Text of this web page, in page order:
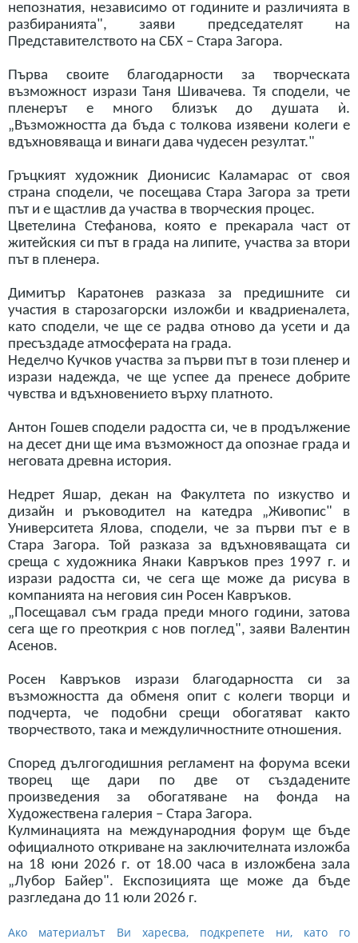
непознатия, независимо от годините и различията в
разбиранията", заяви председателят на
Представителството на СБХ – Стара Загора.
Първа своите благодарности за творческата
възможност изрази Таня Шивачева. Тя сподели, че
пленерът е много близък до душата ѝ.
„Възможността да бъда с толкова изявени колеги е
вдъхновяваща и винаги дава чудесен резултат."
Гръцкият художник Дионисис Каламарас от своя
страна сподели, че посещава Стара Загора за трети
път и е щастлив да участва в творческия процес.
Цветелина Стефанова, която е прекарала част от
житейския си път в града на липите, участва за втори
път в пленера.
Димитър Каратонев разказа за предишните си
участия в старозагорски изложби и квадриеналета,
като сподели, че ще се радва отново да усети и да
пресъздаде атмосферата на града.
Неделчо Кучков участва за първи път в този пленер и
изрази надежда, че ще успее да пренесе добрите
чувства и вдъхновението върху платното.
Антон Гошев сподели радостта си, че в продължение
на десет дни ще има възможност да опознае града и
неговата древна история.
Недрет Яшар, декан на Факултета по изкуство и
дизайн и ръководител на катедра „Живопис" в
Университета Ялова, сподели, че за първи път е в
Стара Загора. Той разказа за вдъхновяващата си
среща с художника Янаки Кавръков през 1997 г. и
изрази радостта си, че сега ще може да рисува в
компанията на неговия син Росен Кавръков.
„Посещавал съм града преди много години, затова
сега ще го преоткрия с нов поглед", заяви Валентин
Асенов.
Росен Кавръков изрази благодарността си за
възможността да обменя опит с колеги творци и
подчерта, че подобни срещи обогатяват както
творчеството, така и междуличностните отношения.
Според дългогодишния регламент на форума всеки
творец ще дари по две от създадените
произведения за обогатяване на фонда на
Художествена галерия – Стара Загора.
Кулминацията на международния форум ще бъде
официалното откриване на заключителната изложба
на 18 юни 2026 г. от 18.00 часа в изложбена зала
„Лубор Байер". Експозицията ще може да бъде
разгледана до 11 юли 2026 г.
Ако материалът Ви харесва, подкрепете ни, като го